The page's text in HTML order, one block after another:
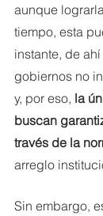
aunque
tiempo, esta
instante, de
gobiernos no
y, por eso, la
buscan
través de la
arreglo
Sin embargo,